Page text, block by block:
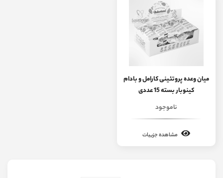
میان وعده پروتئینی کارامل و بادام
کینوبار بسته 15 عددی
ناموجود
مشاهده جزییات